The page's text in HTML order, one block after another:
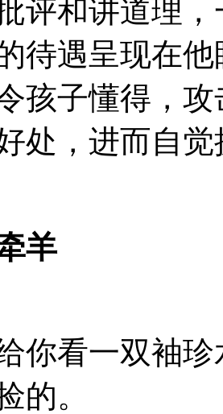
和讲道理，
待遇呈现在
孩子懂得，
处，进而自
羊
看一双袖珍
的。